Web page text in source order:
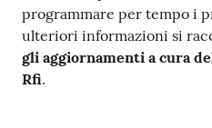
programmare per tempo i
ulteriori informazioni si
gli aggiornamenti a cura
Rfi.